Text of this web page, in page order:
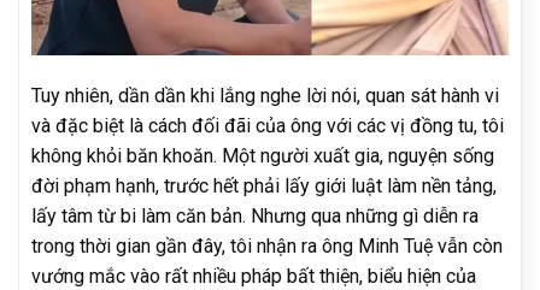
Tuy nhiên, dần dần khi lắng nghe lời nói, quan sát hành vi
và đặc biệt là cách đối đãi của ông với các vị đồng tu, tôi
không khỏi băn khoăn. Một người xuất gia, nguyện sống
đời phạm hạnh, trước hết phải lấy giới luật làm nền tảng,
lấy tâm từ bi làm căn bản. Nhưng qua những gì diễn ra
trong thời gian gần đây, tôi nhận ra ông Minh Tuệ vẫn còn
vướng mắc vào rất nhiều pháp bất thiện, biểu hiện của